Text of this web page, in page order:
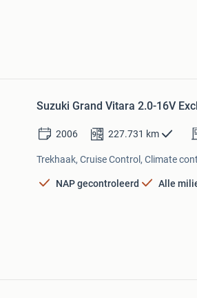
Suzuki Grand Vitara 2.0-16V
2006 227.731 km
Trekhaak, Cruise Control, Climate
NAP gecontroleerd Alle